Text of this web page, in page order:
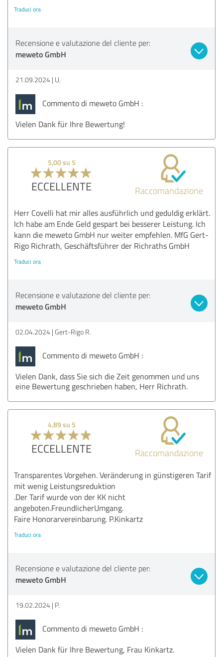
Traduci ora
Recensione e valutazione del cliente per:
meweto GmbH
21.09.2024 U.
Commento di meweto GmbH :
Vielen Dank für Ihre Bewertung!
5,00 su 5
ECCELLENTE Raccomandazione
Herr Covelli hat mir alles ausführlich und geduldig erklärt.
Ich habe am Ende Geld gespart bei besserer Leistung. Ich
kann die meweto GmbH nur weiter empfehlen. MfG Gert-
Rigo Richrath, Geschäftsführer der Richraths GmbH
Traduci ora
Recensione e valutazione del cliente per:
meweto GmbH
02.04.2024 Gert-Rigo R.
Commento di meweto GmbH :
Vielen Dank, dass Sie sich die Zeit genommen und uns
eine Bewertung geschrieben haben, Herr Richrath.
4,89 su 5
ECCELLENTE Raccomandazione
Transparentes Vorgehen. Veränderung in günstigeren Tarif
mit wenig Leistungsreduktion
.Der Tarif wurde von der KK nicht
angeboten.FreundlicherUmgang.
Faire Honorarvereinbarung. P.Kinkartz
Traduci ora
Recensione e valutazione del cliente per:
meweto GmbH
19.02.2024 P.
Commento di meweto GmbH :
Vielen Dank für Ihre Bewertung, Frau Kinkartz.